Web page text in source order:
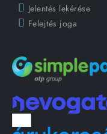
Jelentés lekérése
Felejtés joga